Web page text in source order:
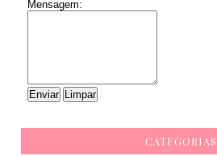
Mensagem:
CATEGORIAS